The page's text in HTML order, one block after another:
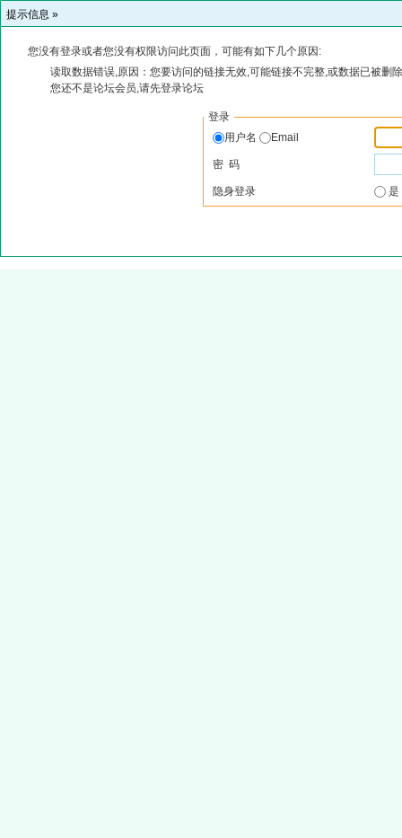
提示信息 »
您没有登录或者您没有权限访问此页面，可能有如下几个原因:
读取数据错误,原因：您要访问的链接无效,可能链接不完整,或数据已被删
您还不是论坛会员,请先登录论坛
登录
用户名
Email
密 码
隐身登录